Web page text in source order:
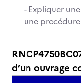
- Expliquer
une procédure
d’un ouvrage